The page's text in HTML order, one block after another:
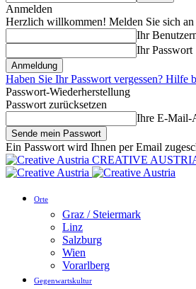
Anmelden
Herzlich willkommen! Melden Sie sich an
Ihr
Ihr Passwort
Haben Sie Ihr Passwort vergessen? Hilfe
Passwort-Wiederherstellung
Passwort zurücksetzen
Ihre E-Mail-
Ein Passwort wird Ihnen per Email
CREATIVE
Orte
Graz / Steiermark
Linz
Salzburg
Wien
Vorarlberg
Gegenwartskultur